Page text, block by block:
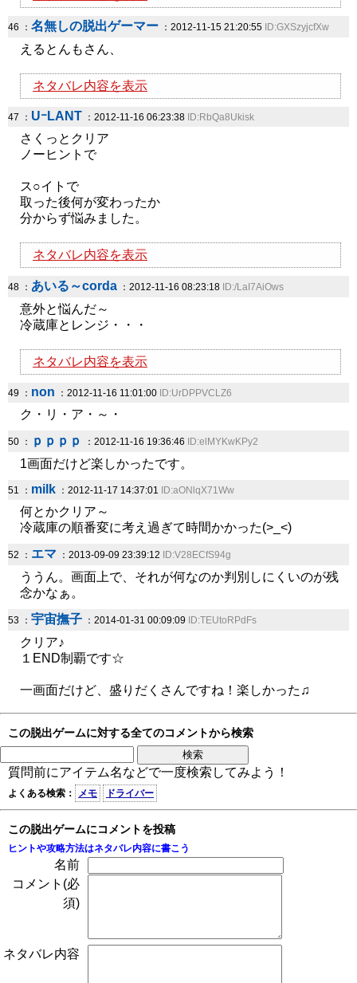
46 ： 名無しの脱出ゲーマー ：2012-11-15 21:20:55 ID:GXSzyjcfXw
えるとんもさん、
ネタバレ内容を表示
47 ： UｰLANT ：2012-11-16 06:23:38 ID:RbQa8Ukisk
さくっとクリア
ノーヒントで
ス○イトで
取った後何が変わったか
分からず悩みました。
ネタバレ内容を表示
48 ： あいる～corda ：2012-11-16 08:23:18 ID:/LaI7AiOws
意外と悩んだ～
冷蔵庫とレンジ・・・
ネタバレ内容を表示
49 ： non ：2012-11-16 11:01:00 ID:UrDPPVCLZ6
ク・リ・ア・～・
50 ： ｐｐｐｐ ：2012-11-16 19:36:46 ID:elMYKwKPy2
1画面だけど楽しかったです。
51 ： milk ：2012-11-17 14:37:01 ID:aONlqX71Ww
何とかクリア～
冷蔵庫の順番変に考え過ぎて時間かかった(>_<)
52 ： エマ ：2013-09-09 23:39:12 ID:V28ECfS94g
ううん。画面上で、それが何なのか判別しにくいのが残
念かなぁ。
53 ： 宇宙撫子 ：2014-01-31 00:09:09 ID:TEUtoRPdFs
クリア♪
１END制覇です☆
一画面だけど、盛りだくさんですね！楽しかった♫
この脱出ゲームに対する全てのコメントから検索
質問前にアイテム名などで一度検索してみよう！
よくある検索： メモ ドライバー
この脱出ゲームにコメントを投稿
ヒントや攻略方法はネタバレ内容に書こう
名前
コメント(必
須)
ネタバレ内容